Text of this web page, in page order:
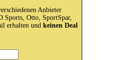
Anbieter
Sports, Otto, SportSpar,
erhalten und keinen Deal